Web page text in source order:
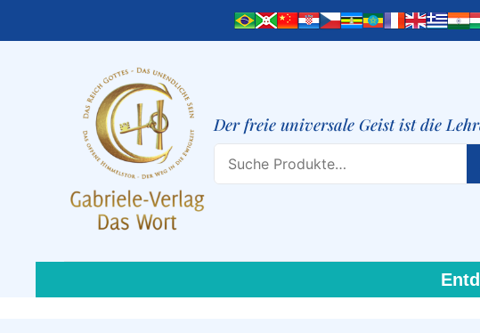
Der freie universale Geist ist die